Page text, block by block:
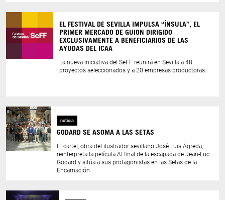
EL FESTIVAL DE SEVILLA IMPULSA “ÍNSULA”, EL
PRIMER MERCADO DE GUION DIRIGIDO
EXCLUSIVAMENTE A BENEFICIARIOS DE LAS
AYUDAS DEL ICAA
La nueva iniciativa del SeFF reunirá en Sevilla a 48
proyectos seleccionados y a 20 empresas productoras.
noticia
GODARD SE ASOMA A LAS SETAS
El cartel, obra del ilustrador sevillano José Luis Ágreda,
reinterpreta la película Al final de la escapada de Jean-Luc
Godard y sitúa a sus protagonistas en las Setas de la
Encarnación